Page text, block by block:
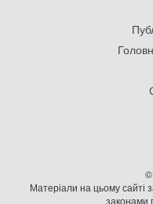
©
Матеріали на цьому сайті
законами